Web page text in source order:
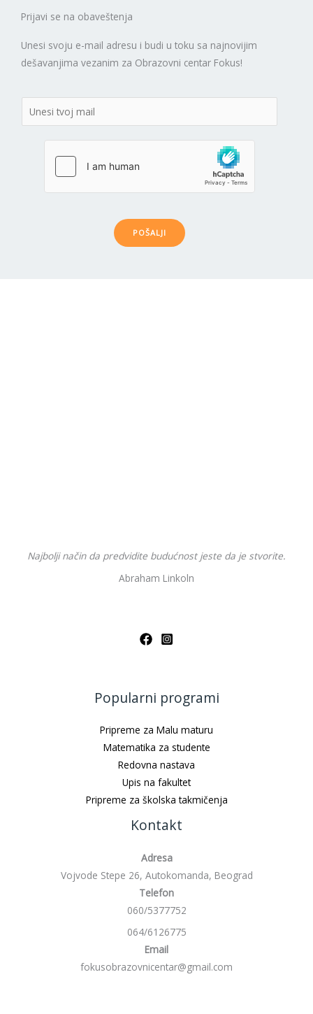
Prijavi se na obaveštenja
Unesi svoju e-mail adresu i budi u toku sa najnovijim
dešavanjima vezanim za Obrazovni centar Fokus!
POŠALJI
Najbolji način da predvidite budućnost jeste da je stvorite.
Abraham Linkoln
Popularni programi
Pripreme za Malu maturu
Matematika za studente
Redovna nastava
Upis na fakultet
Pripreme za školska takmičenja
Kontakt
Adresa
Vojvode Stepe 26, Autokomanda, Beograd
Telefon
060/5377752
064/6126775
Email
fokusobrazovnicentar@gmail.com